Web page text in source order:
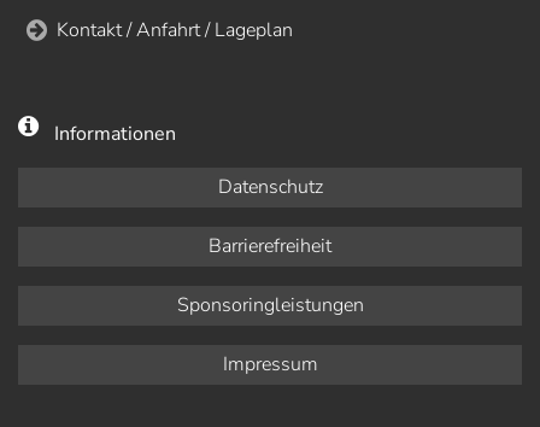
Kontakt / Anfahrt / Lageplan
Informationen
Datenschutz
Barrierefreiheit
Sponsoringleistungen
Impressum